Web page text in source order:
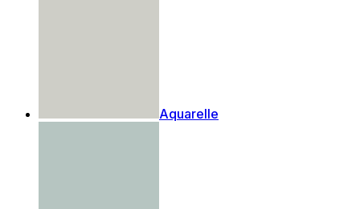
Aquarelle